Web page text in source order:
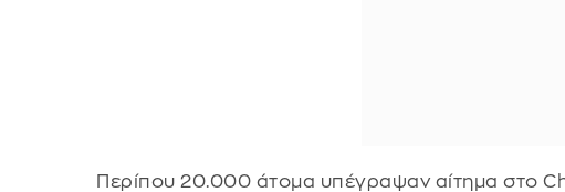
Περίπου 20.000 άτομα υπέγραψαν αίτημα στο